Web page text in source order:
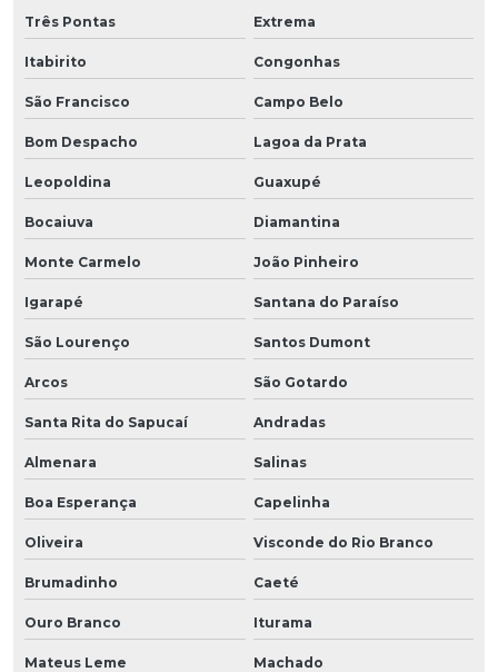
Três Pontas Extrema
Itabirito Congonhas
São Francisco Campo Belo
Bom Despacho Lagoa da Prata
Leopoldina Guaxupé
Bocaiuva Diamantina
Monte Carmelo João Pinheiro
Igarapé Santana do Paraíso
São Lourenço Santos Dumont
Arcos São Gotardo
Santa Rita do Sapucaí Andradas
Almenara Salinas
Boa Esperança Capelinha
Oliveira Visconde do Rio Branco
Brumadinho Caeté
Ouro Branco Iturama
Mateus Leme Machado